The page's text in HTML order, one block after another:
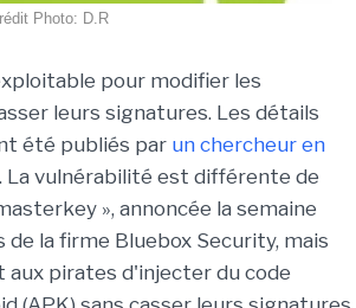
Photo: D.R
pour modifier les
leurs signatures. Les détails
été publiés par un chercheur en
. La vulnérabilité est différente de
», annoncée la semaine
la firme Bluebox Security, mais
pirates d'injecter du code